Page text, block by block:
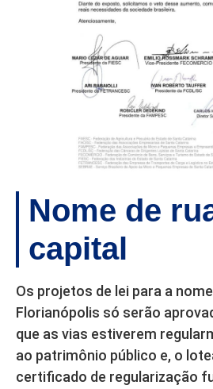
Nome de
capital
Os projetos de lei para a
Florianópolis só serão
que as vias estiverem
ao patrimônio público e, o
certificado de regularização